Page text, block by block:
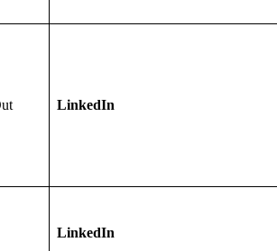
LinkedIn
LinkedIn